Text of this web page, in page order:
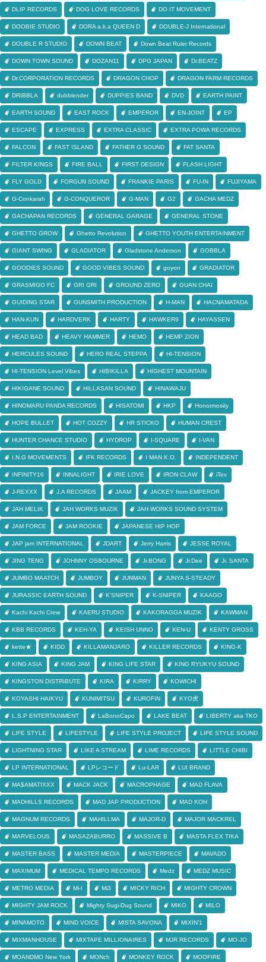
DLIP RECORDS DOG LOVE RECORDS DO IT MOVEMENT
DOOBIE STUDIO DORA a.k.a QUEEN D DOUBLE-J International
DOUBLE R STUDIO DOWN BEAT Down Beat Ruler Records
DOWN TOWN SOUND DOZAN11 DPG JAPAN Dr.BEATZ
Dr.CORPORATION RECORDS DRAGON CHOP DRAGON FARM RECORDS
DRIBBLA dubblender DUPPIES BAND DVD EARTH PAINT
EARTH SOUND EAST ROCK EMPEROR EN-JOINT EP
ESCAPE EXPRESS EXTRA CLASSIC EXTRA POWA RECORDS
FALCON FAST ISLAND FATHER G SOUND FAT SANTA
FILTER KINGS FIRE BALL FIRST DESIGN FLASH LIGHT
FLY GOLD FORGUN SOUND FRANKIE PARIS FU-IN FUJIYAMA
G-Conkarah G-CONQUEROR G-MAN G2 GACHA MEDZ
GACHAPAN RECORDS GENERAL GARAGE GENERAL STONE
GHETTO GROW Ghetto Revolution GHETTO YOUTH ENTERTAINMENT
GIANT SWING GLADIATOR Gladstone Anderson GOBBLA
GOODIES SOUND GOOD VIBES SOUND goyon GRADIATOR
GRASMIGO FC GRI GRI GROUND ZERO GUAN CHAI
GUIDING STAR GUNSMITH PRODUCTION H-MAN HACNAMATADA
HAN-KUN HARDVERK HARTY HAWKER9 HAYASSEN
HEAD BAD HEAVY HAMMER HEMO HEMP ZION
HERCULES SOUND HERO REAL STEPPA HI-TENSION
HI-TENSION Level Vibes HIBIKILLA HIGHEST MOUNTAIN
HIKIGANE SOUND HILLASAN SOUND HINAWAJU
HINOMARU PANDA RECORDS HISATOMI HKP Honormosity
HOPE BULLET HOT COZZY HR STICKO HUMAN CREST
HUNTER CHANCE STUDIO HYDROP I-SQUARE I-VAN
I.N.G MOVEMENTS IFK RECORDS I MAN K.O. INDEPENDENT
INFINITY16 INNALIGHT IRIE LOVE IRON CLAW iTex
J-REXXX J.A RECORDS JAAM JACKEY from EMPEROR
JAH MELIK JAH WORKS MUZIK JAH WORKS SOUND SYSTEM
JAM FORCE JAM ROOKIE JAPANESE HIP HOP
JAP jam INTERNATIONAL JDART Jerry Harris JESSE ROYAL
JING TENG JOHNNY OSBOURNE Jr.BONG Jr.Dee Jr. SANTA
JUMBO MAATCH JUMBOY JUNMAN JUNYA S-STEADY
JURASSIC EARTH SOUND K'SNIPER K-SNIPER KAAGO
Kachi Kachi Crew KAERU STUDIO KAKORAGGA MUZIK KAWMAN
KBB RECORDS KEH-YA KEISH UNNO KEN-U KENTY GROSS
kette★ KIDD KILLAMANJARO KILLER RECORDS KING-K
KING ASIA KING JAM KING LIFE STAR KING RYUKYU SOUND
KINGSTON DISTRIBUTE KIRA KIRRY KOWICHI
KOYASHI HAIKYU KUNIMITSU KUROFIN KYO虎
L.S.P ENTERTAINMENT LaBonoCapo LAKE BEAT LIBERTY aka TKO
LIFE STYLE LIFESTYLE LIFE STYLE PROJECT LIFE STYLE SOUND
LIGHTNING STAR LIKE A STREAM LIME RECORDS LITTLE CHIBI
LP INTERNATIONAL LPレコード Lu-LAR LUI BRAND
MA$AMATIXXX MACK JACK MACROPHAGE MAD FLAVA
MADHILLS RECORDS MAD JAP PRODUCTION MAD KOH
MAGNUM RECORDS MAHILLMA MAJOR-D MAJOR MACKREL
MARVELOUS MASAZABURRO MASSIVE B MASTA FLEX TIKA
MASTER BASS MASTER MEDIA MASTERPIECE MAVADO
MAXIMUM MEDICAL TEMPO RECORDS Medz MEDZ MUSIC
METRO MEDIA Mi-I Mi3 MICKY RICH MIGHTY CROWN
MIGHTY JAM ROCK Mighty Sugi-Dug Sound MIKO MILO
MINAMOTO MIND VOICE MISTA SAVONA MIXIN'1
MIXMANHOUSE MIXTAPE MILLIONAIRES MJR RECORDS MO-JO
MOANDMO New York MONch MONKEY ROCK MOOFIRE